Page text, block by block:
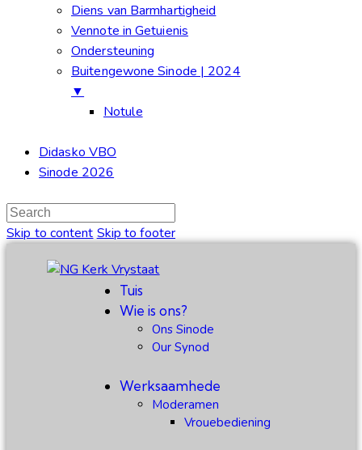
Diens van Barmhartigheid
Vennote in Getuienis
Ondersteuning
Buitengewone Sinode | 2024
▼
Notule
Didasko VBO
Sinode 2026
Skip to content Skip to footer
Tuis
Wie is ons?
Ons Sinode
Our Synod
Werksaamhede
Moderamen
Vrouebediening